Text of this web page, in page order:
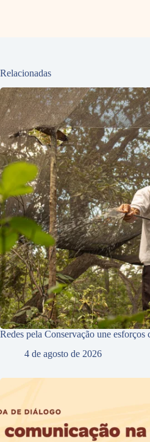
Relacionadas
Redes pela Conservação une esforços
4 de agosto de 2026